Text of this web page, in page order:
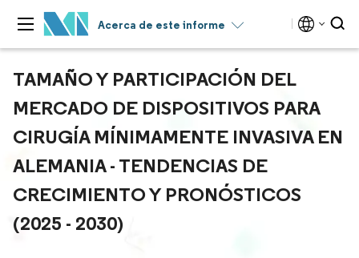
Acerca de este informe
TAMAÑO Y PARTICIPACIÓN DEL
MERCADO DE DISPOSITIVOS PARA
CIRUGÍA MÍNIMAMENTE INVASIVA EN
ALEMANIA - TENDENCIAS DE
CRECIMIENTO Y PRONÓSTICOS
(2025 - 2030)